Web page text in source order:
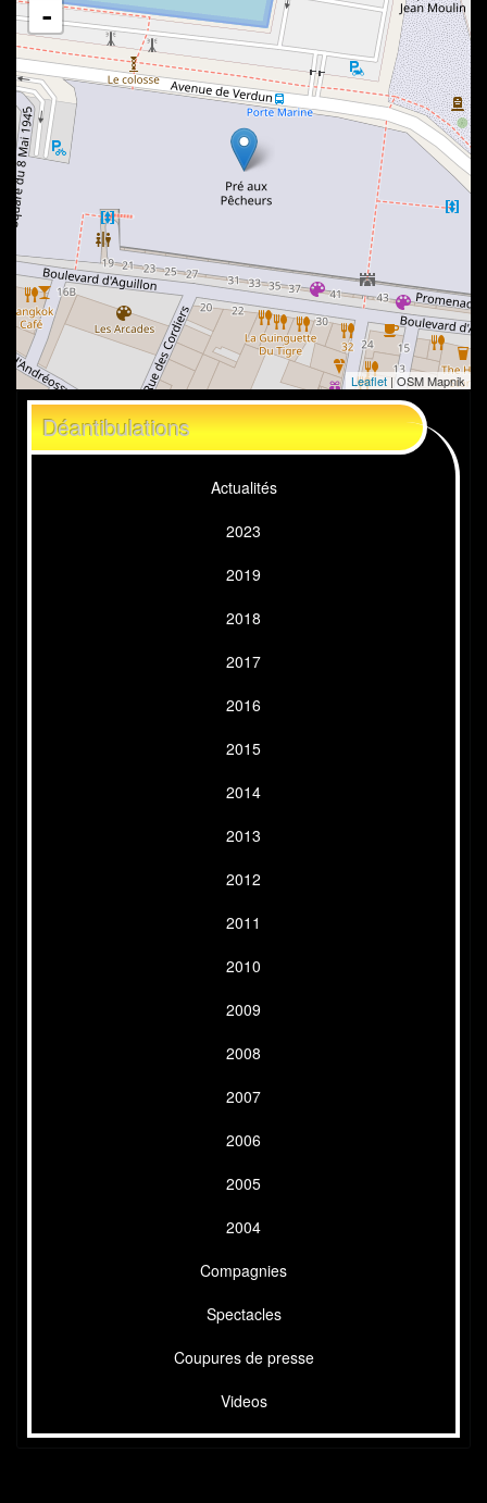
-
Leaflet | OSM Mapnik
Déantibulations
Actualités
2023
2019
2018
2017
2016
2015
2014
2013
2012
2011
2010
2009
2008
2007
2006
2005
2004
Compagnies
Spectacles
Coupures de presse
Videos